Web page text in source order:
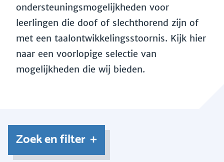
ondersteuningsmogelijkheden voor
leerlingen die doof of slechthorend zijn of
met een taalontwikkelingsstoornis. Kijk hier
naar een voorlopige selectie van
mogelijkheden die wij bieden.
Zoek en filter